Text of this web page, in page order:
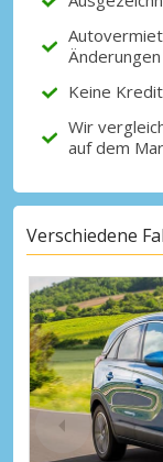
Änderungen
Keine
Wir
auf dem
Verschiedene